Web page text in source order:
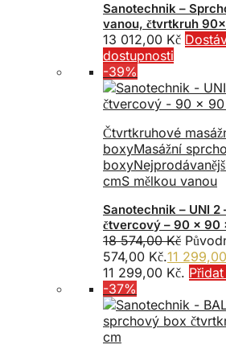
Sanotechnik –
vanou, čtvrtkruh
13 012,00 Kč
dostupnosti
-39%
Čtvrtkruhové
boxyMasážní
boxy
cmS mělkou vanou
Sanotechnik – UNI
čtvercový – 90 x 90
18 574,00Kč
574,00 Kč.11 299,00
11 299,00 Kč.
-37%